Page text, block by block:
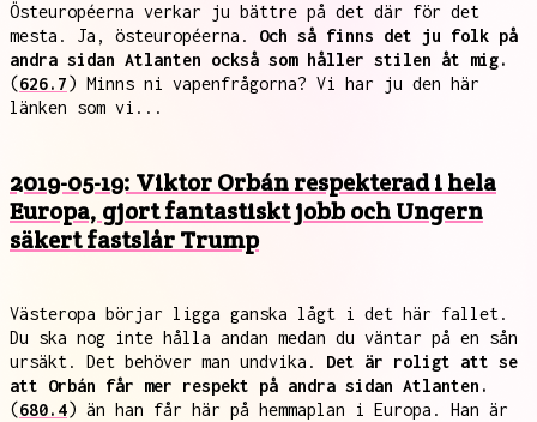
Östeuropéerna verkar ju bättre på det där för det
mesta. Ja, östeuropéerna. Och så finns det ju folk på
andra sidan Atlanten också som håller stilen åt mig.
(626.7) Minns ni vapenfrågorna? Vi har ju den här
länken som vi...
2019-05-19: Viktor Orbán respekterad i hela
Europa, gjort fantastiskt jobb och Ungern
säkert fastslår Trump
Västeropa börjar ligga ganska lågt i det här fallet.
Du ska nog inte hålla andan medan du väntar på en sån
ursäkt. Det behöver man undvika. Det är roligt att se
att Orbán får mer respekt på andra sidan Atlanten.
(680.4) än han får här på hemmaplan i Europa. Han är